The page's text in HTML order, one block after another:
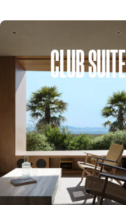
CLUB SUITE